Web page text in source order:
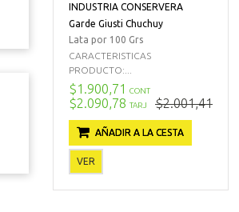
INDUSTRIA CONSERVERA
Garde Giusti Chuchuy
Lata por 100 Grs
CARACTERISTICAS
PRODUCTO:...
$1.900,71 CONT
$2.090,78 TARJ $2.001,41
AÑADIR A LA CESTA
VER